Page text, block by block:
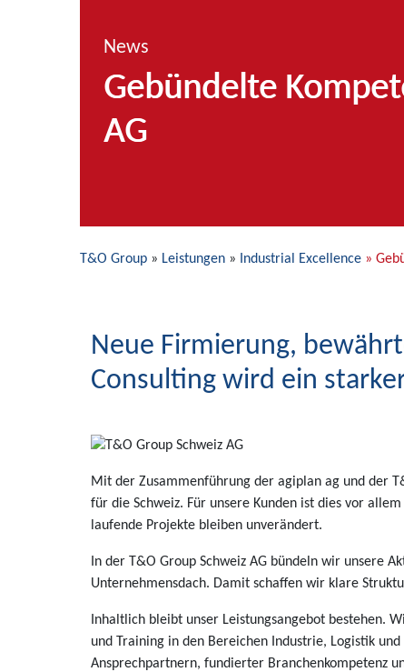
News
Gebündelte
AG
T&O Group » Leistungen » Industrial Excellence »
Neue Firmierung,
Consulting wird ein
Mit der Zusammenführung der agiplan ag und der
für die Schweiz. Für unsere Kunden ist dies vor
laufende Projekte bleiben unverändert.
In der T&O Group Schweiz AG bündeln wir unsere
Unternehmensdach. Damit schaffen wir klare
Inhaltlich bleibt unser Leistungsangebot bestehen.
und Training in den Bereichen Industrie, Logistik
Ansprechpartnern, fundierter Branchenkompetenz